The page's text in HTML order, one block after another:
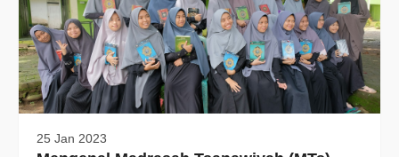
25 Jan 2023